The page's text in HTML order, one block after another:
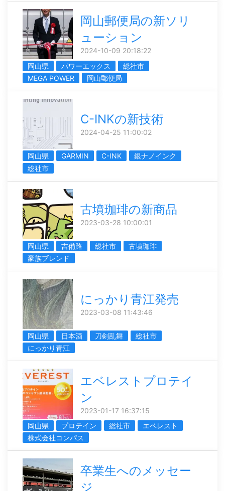
岡山郵便局の新ソリ
ューション
2024-10-09 20:18:22
岡山県
パワーエックス
総社市
MEGA POWER
岡山郵便局
C-INKの新技術
2024-04-25 11:00:02
岡山県 GARMIN C-INK
銀ナノインク
総社市
古墳珈琲の新商品
2023-03-28 10:00:01
岡山県 吉備路 総社市
古墳珈琲
豪族ブレンド
にっかり青江発売
2023-03-08 11:43:46
岡山県 日本酒 刀剣乱舞
総社市
にっかり青江
エベレストプロテイ
ン
2023-01-17 16:37:15
岡山県
プロテイン 総社市
エベレスト
株式会社コンパス
卒業生へのメッセー
ジ